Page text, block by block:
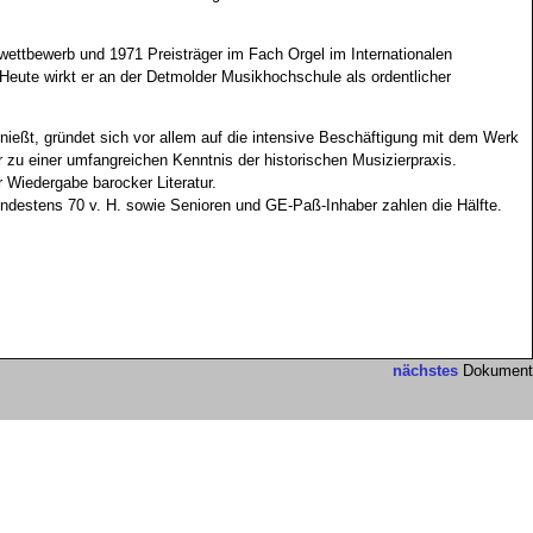
und 1971 Preisträger im Fach Orgel im Internationalen
wirkt er an der Detmolder Musikhochschule als ordentlicher
gründet sich vor allem auf die intensive Beschäftigung mit dem Werk
einer umfangreichen Kenntnis der historischen Musizierpraxis.
barocker Literatur.
70 v. H. sowie Senioren und GE-Paß-Inhaber zahlen die Hälfte.
nächstes Dokument